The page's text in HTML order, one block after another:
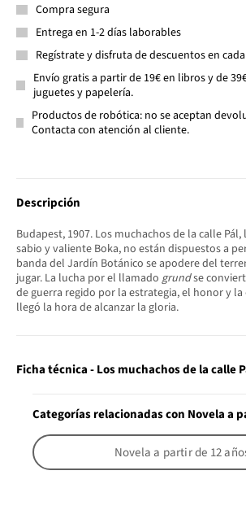
Compra segura
Entrega en 1-2 días laborables
Regístrate y disfruta de descuentos en
Envío gratis a partir de 19€ en libros y de
juguetes y papelería.
Productos de robótica: no se aceptan
Contacta con atención al cliente.
Descripción
Budapest, 1907. Los muchachos de la calle
sabio y valiente Boka, no están dispuestos a
banda del Jardín Botánico se apodere del
jugar. La lucha por el llamado grundse
de guerra regido por la estrategia, el honor y la
llegó la hora de alcanzar la gloria.
Ficha técnica - Los muchachos de la calle
Categorías relacionadas con Novela a
Novela a partir de 12